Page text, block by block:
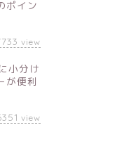
ポイン
view
小分け
が便利
view